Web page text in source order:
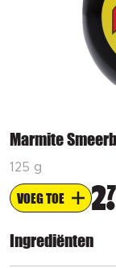
Marmite
125 g
VOEG TOE 2
Ingrediënten